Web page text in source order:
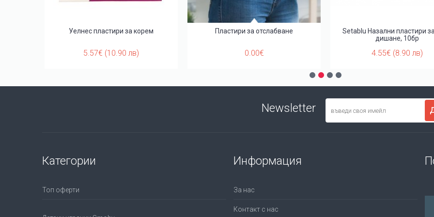
Уелнес пластири за корем
5.57€ (10.90 лв)
Пластири за отслабване
0.00€
Setablu Назални пластири
дишане, 10бр
4.55€ (8.90 лв)
Newsletter
Категории
Топ оферти
Информация
За нас
Контакт с нас